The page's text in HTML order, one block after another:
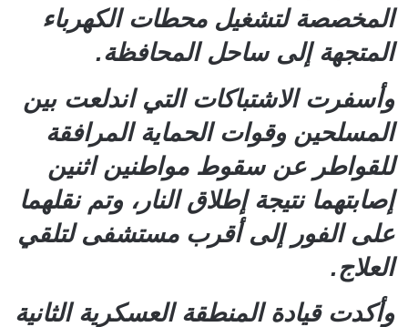
المخصصة لتشغيل محطات الكهرباء
المتجهة إلى ساحل المحافظة.
وأسفرت الاشتباكات التي اندلعت بين
المسلحين وقوات الحماية المرافقة
للقواطر عن سقوط مواطنين اثنين
إصابتهما نتيجة إطلاق النار، وتم نقلهما
على الفور إلى أقرب مستشفى لتلقي
العلاج.
وأكدت قيادة المنطقة العسكرية الثانية